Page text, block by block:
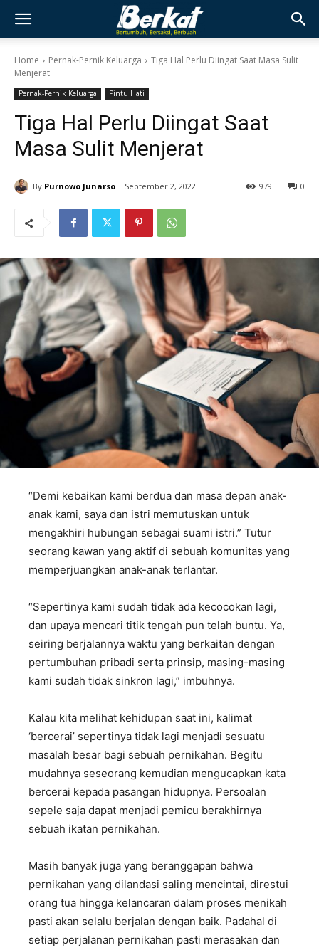
Home Pernak-Pernik Keluarga
Tiga Hal Perlu Diingat Saat Masa Sulit
Menjerat
Pernak-Pernik Keluarga Pintu Hati
Tiga Hal Perlu Diingat Saat
Masa Sulit Menjerat
By Purnowo Junarso September 2, 2022 0
979
“Demi kebaikan kami berdua dan masa depan anak-
anak kami, saya dan istri memutuskan untuk
mengakhiri hubungan sebagai suami istri.” Tutur
seorang kawan yang aktif di sebuah komunitas yang
memperjuangkan anak-anak terlantar.
“Sepertinya kami sudah tidak ada kecocokan lagi,
dan upaya mencari titik tengah pun telah buntu. Ya,
seiring berjalannya waktu yang berkaitan dengan
pertumbuhan pribadi serta prinsip, masing-masing
kami sudah tidak sinkron lagi,” imbuhnya.
Kalau kita melihat kehidupan saat ini, kalimat
‘bercerai’ sepertinya tidak lagi menjadi sesuatu
masalah besar bagi sebuah pernikahan. Begitu
mudahnya seseorang kemudian mengucapkan kata
bercerai kepada pasangan hidupnya. Persoalan
sepele saja dapat menjadi pemicu berakhirnya
sebuah ikatan pernikahan.
Masih banyak juga yang beranggapan bahwa
pernikahan yang dilandasi saling mencintai, direstui
orang tua hingga kelancaran dalam proses menikah
pasti akan selalu berjalan dengan baik. Padahal di
setiap perjalanan pernikahan pasti merasakan dan